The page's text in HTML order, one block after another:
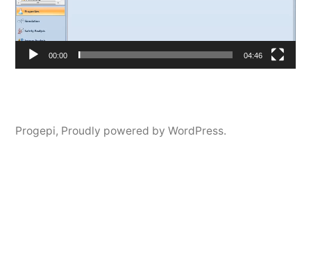
00:00 04:46
Progepi, Proudly powered by WordPress.